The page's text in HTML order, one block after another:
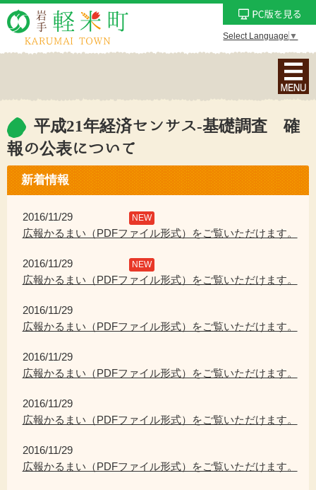
Select Language ▼
ナ
ビ
ー
ン
メ
表
平成21年経済センサス‐基礎調査 確
報の公表について
新着情報
2016/11/29 NEW
広報かるまい（PDFファイル形式）をご覧いただけます。
2016/11/29 NEW
広報かるまい（PDFファイル形式）をご覧いただけます。
2016/11/29
広報かるまい（PDFファイル形式）をご覧いただけます。
2016/11/29
広報かるまい（PDFファイル形式）をご覧いただけます。
2016/11/29
広報かるまい（PDFファイル形式）をご覧いただけます。
2016/11/29
広報かるまい（PDFファイル形式）をご覧いただけます。